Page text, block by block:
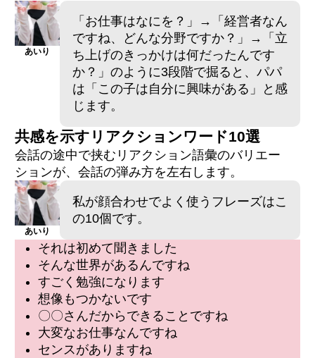
あいり
「お仕事はなにを？」→「経営者なん
ですね、どんな分野ですか？」→「立
ち上げのきっかけは何だったんです
か？」のように3段階で掘ると、パパ
は「この子は自分に興味がある」と感
じます。
共感を示すリアクションワード10選
会話の途中で挟むリアクション語彙のバリエー
ションが、会話の弾み方を左右します。
あいり
私が顔合わせでよく使うフレーズはこ
の10個です。
それは初めて聞きました
そんな世界があるんですね
すごく勉強になります
想像もつかないです
〇〇さんだからできることですね
大変なお仕事なんですね
センスがありますね